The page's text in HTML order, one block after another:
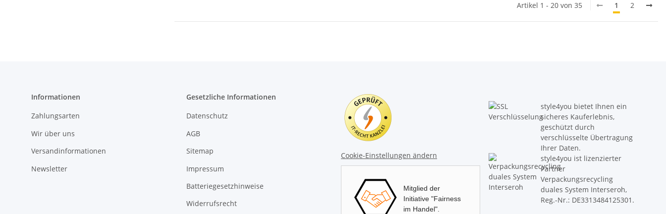
Artikel 1 - 20 von 35 1 2
Informationen
Zahlungsarten
Wir über uns
Versandinformationen
Newsletter
Gesetzliche Informationen
Datenschutz
AGB
Sitemap
Impressum
Batteriegesetzhinweise
Widerrufsrecht
Cookie-Einstellungen ändern
Mitglied der
Initiative "Fairness
im Handel".
style4you bietet Ihnen ein
sicheres Kauferlebnis,
geschützt durch
verschlüsselte Übertragung
Ihrer Daten.
style4you ist lizenzierter
Partner
Verpackungsrecycling
duales System Interseroh,
Reg.-Nr.: DE3313484125301.